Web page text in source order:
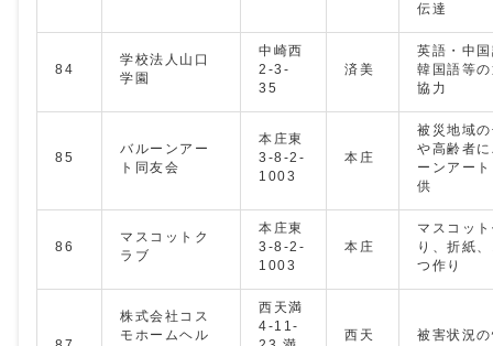
伝達
84
学校法人山口
学園
中崎西
2-3-
35
済美
英語・中
韓国語等
協力
85
バルーンアー
ト同友会
本庄東
3-8-2-
1003
本庄
被災地域
や高齢者
ーンアー
供
86
マスコットク
ラブ
本庄東
3-8-2-
1003
本庄
マスコッ
り、折紙
つ作り
株式会社コス
モホームヘル
西天満
4-11-
西天
被害状況